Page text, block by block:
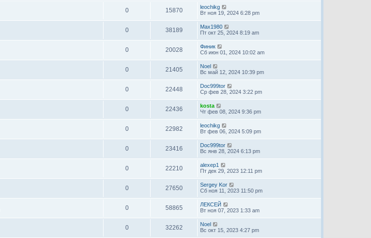
0 15870
leochikg
Вт ноя 19, 2024 6:28 pm
0 38189
Max1980
Пт окт 25, 2024 8:19 am
0 20028
Финик
Сб июн 01, 2024 10:02 am
0 21405
Noel
Вс май 12, 2024 10:39 pm
0 22448
Doc999tor
Ср фев 28, 2024 3:22 pm
0 22436
kosta
Чт фев 08, 2024 9:36 pm
0 22982
leochikg
Вт фев 06, 2024 5:09 pm
0 23416
Doc999tor
Вс янв 28, 2024 6:13 pm
0 22210
alexep1
Пт дек 29, 2023 12:11 pm
0 27650
Sergey Kor
Сб ноя 11, 2023 11:50 pm
0 58865
ЛЕКСЕЙ
Вт ноя 07, 2023 1:33 am
0 32262
Noel
Вс окт 15, 2023 4:27 pm